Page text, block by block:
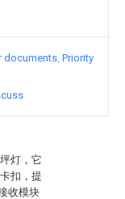
灯，它
扣，提
收模块
documents Priority